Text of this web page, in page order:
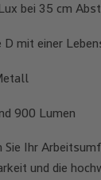
bei 35 cm
mit einer
900 Lumen
Ihr
und die